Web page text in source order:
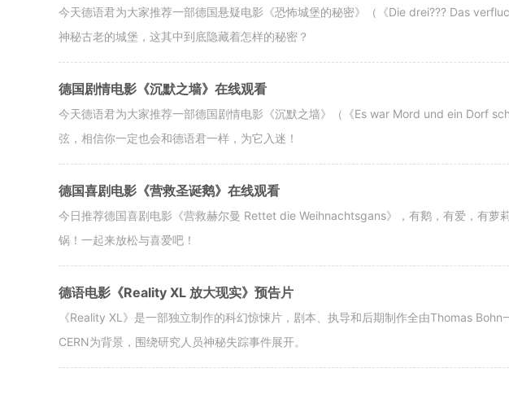
今天德语君为大家推荐一部德国悬疑电影《恐怖城堡的秘密》（《Die drei??? Das
神秘古老的城堡，这其中到底隐藏着怎样的秘密？
德国剧情电影《沉默之墙》在线观看
今天德语君为大家推荐一部德国剧情电影《沉默之墙》（《Es war Mord und ein Dorf
弦，相信你一定也会和德语君一样，为它入迷！
德国喜剧电影《营救圣诞鹅》在线观看
今日推荐德国喜剧电影《营救赫尔曼 Rettet die Weihnachtsgans》，有鹅，有爱，有萝
锅！一起来放松与喜爱吧！
德语电影《Reality XL 放大现实》预告片
《Reality XL》是一部独立制作的科幻惊悚片，剧本、执导和后期制作全由Thomas
CERN为背景，围绕研究人员神秘失踪事件展开。